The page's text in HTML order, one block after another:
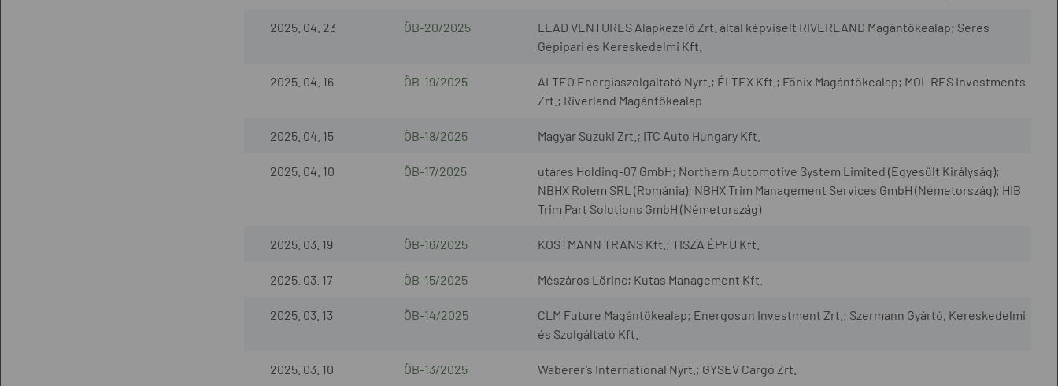
2025. 04. 23 ÖB-20/2025
LEAD VENTURES Alapkezelő Zrt. által képviselt RIVERLAND Magántőkealap; Seres
Gépipari és Kereskedelmi Kft.
2025. 04. 16 ÖB-19/2025
ALTEO Energiaszolgáltató Nyrt.; ÉLTEX Kft.; Főnix Magántőkealap; MOL RES Investments
Zrt.; Riverland Magántőkealap
2025. 04. 15 ÖB-18/2025 Magyar Suzuki Zrt.; ITC Auto Hungary Kft.
2025. 04. 10 ÖB-17/2025
utares Holding-07 GmbH; Northern Automotive System Limited (Egyesült Királyság);
NBHX Rolem SRL (Románia); NBHX Trim Management Services GmbH (Németország); HIB
Trim Part Solutions GmbH (Németország)
2025. 03. 19 ÖB-16/2025 KOSTMANN TRANS Kft.; TISZA ÉPFU Kft.
2025. 03. 17 ÖB-15/2025 Mészáros Lőrinc; Kutas Management Kft.
2025. 03. 13 ÖB-14/2025
CLM Future Magántőkealap; Energosun Investment Zrt.; Szermann Gyártó, Kereskedelmi
és Szolgáltató Kft.
2025. 03. 10 ÖB-13/2025 Waberer’s International Nyrt.; GYSEV Cargo Zrt.